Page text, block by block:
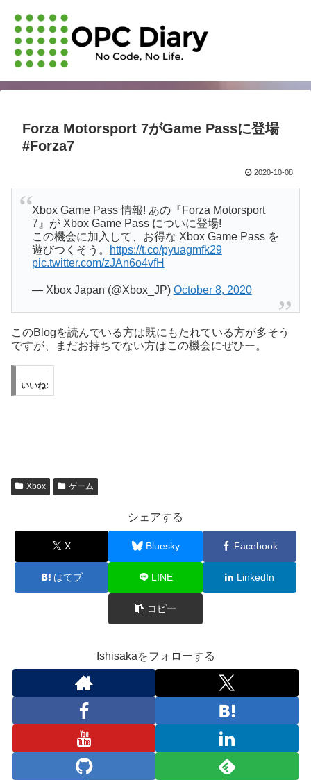
Forza Motorsport 7がGame Passに登場
#Forza7
2020-10-08
Xbox Game Pass 情報! あの『Forza Motorsport
7』が Xbox Game Pass についに登場!
この機会に加入して、お得な Xbox Game Pass を
遊びつくそう。
https://t.co/pyuagmfk29
pic.twitter.com/zJAn6o4vfH
— Xbox Japan (@Xbox_JP) October 8, 2020
このBlogを読んでいる方は既にもたれている方が多そう
ですが、まだお持ちでない方はこの機会にぜひー。
いいね:
Xbox ゲーム
シェアする
X Bluesky Facebook
はてブ LINE LinkedIn
コピー
Ishisakaをフォローする